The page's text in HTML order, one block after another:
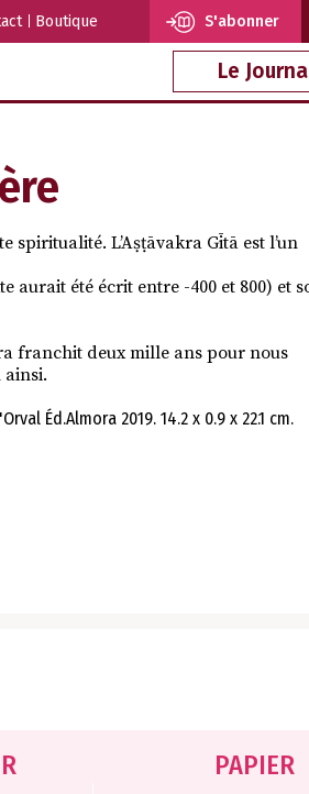
Boutique S'abonner
Le
spiritualité. L’Aṣṭāvakra Gītā est l’un
aurait été écrit entre -400 et 800) et
franchit deux mille ans pour nous
ainsi.
Éd.Almora 2019. 14.2 x 0.9 x 22.1 cm.
PAPIER